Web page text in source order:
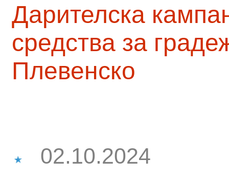
Дарителска
средства за
Плевенско
02.10.2024